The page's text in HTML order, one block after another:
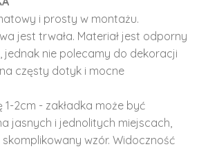
i prosty w montażu.
jest trwała. Materiał jest odporny
jednak nie polecamy do dekoracji
częsty dotyk i mocne
1-2cm - zakładka może być
jasnych i jednolitych miejscach,
wzór. Widoczność